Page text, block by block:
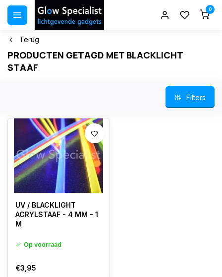
0
Terug
PRODUCTEN GETAGD MET BLACKLICHT
STAAF
Filters
UV / BLACKLIGHT
ACRYLSTAAF - 4 MM - 1
M
Op voorraad
€3,95